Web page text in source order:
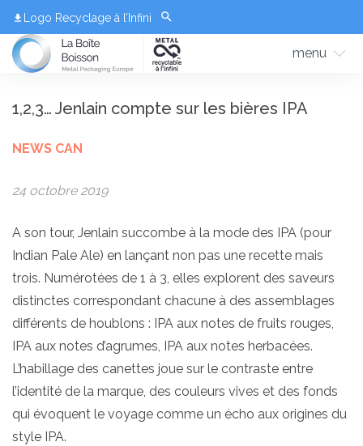
Logo Recyclage à l’Infini
menu
1,2,3… Jenlain compte sur les bières IPA
NEWS CAN
24 octobre 2019
A son tour, Jenlain succombe à la mode des IPA (pour
Indian Pale Ale) en lançant non pas une recette mais
trois. Numérotées de 1 à 3, elles explorent des saveurs
distinctes correspondant chacune à des assemblages
différents de houblons : IPA aux notes de fruits rouges,
IPA aux notes d’agrumes, IPA aux notes herbacées.
L’habillage des canettes joue sur le contraste entre
l’identité de la marque, des couleurs vives et des fonds
qui évoquent le voyage comme un écho aux origines du
style IPA.